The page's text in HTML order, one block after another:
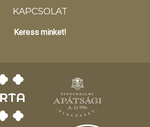
KAPCSOLAT
Keress minket!